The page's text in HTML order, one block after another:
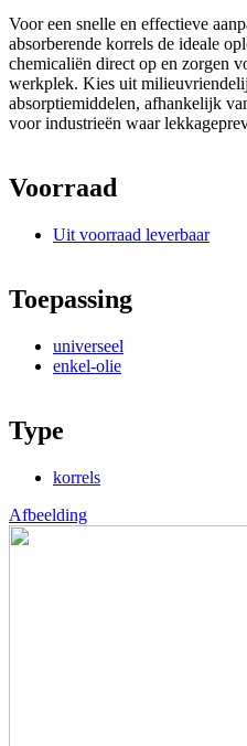
Voor een snelle en effectieve
absorberende korrels de ideale
chemicaliën direct op en zorgen
werkplek. Kies uit
absorptiemiddelen, afhankelijk
voor industrieën waar
Voorraad
Uit voorraad leverbaar
Toepassing
universeel
enkel-olie
Type
korrels
Afbeelding